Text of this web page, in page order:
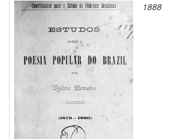
1888